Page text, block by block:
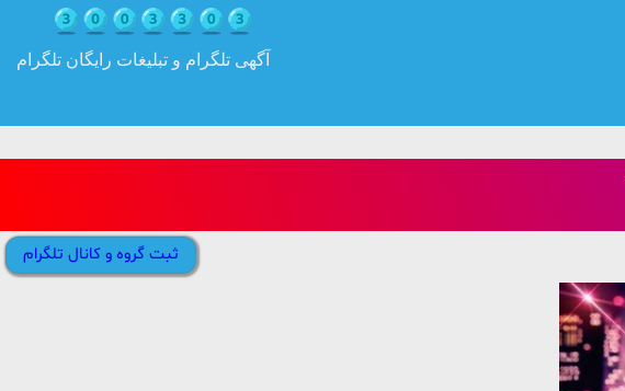
آگهی تلگرام و تبلیغات رایگان تلگرام
ثبت گروه و کانال تلگرام